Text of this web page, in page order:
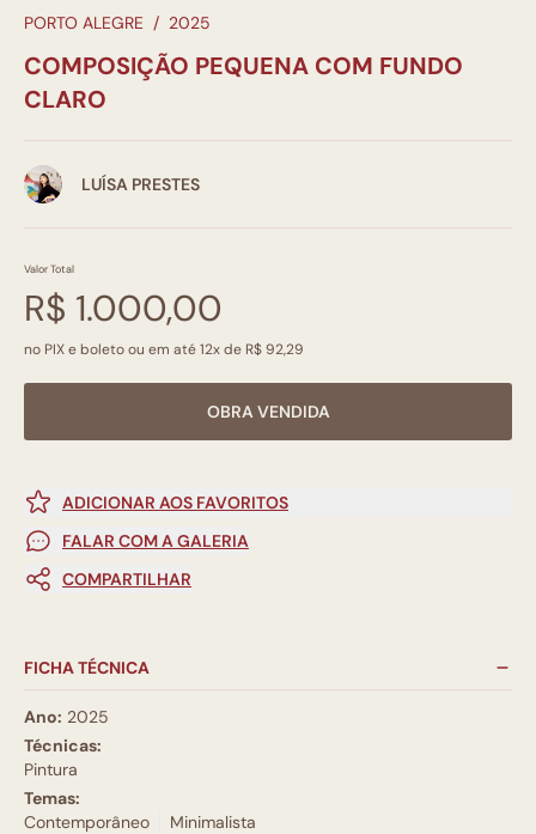
PORTO ALEGRE / 2025
COMPOSIÇÃO PEQUENA COM FUNDO
CLARO
LUÍSA PRESTES
Valor Total
R$ 1.000,00
no PIX e boleto ou em até 12x de R$ 92,29
OBRA VENDIDA
ADICIONAR AOS FAVORITOS
FALAR COM A GALERIA
COMPARTILHAR
FICHA TÉCNICA
Ano: 2025
Técnicas:
Pintura
Temas:
Contemporâneo
Minimalista